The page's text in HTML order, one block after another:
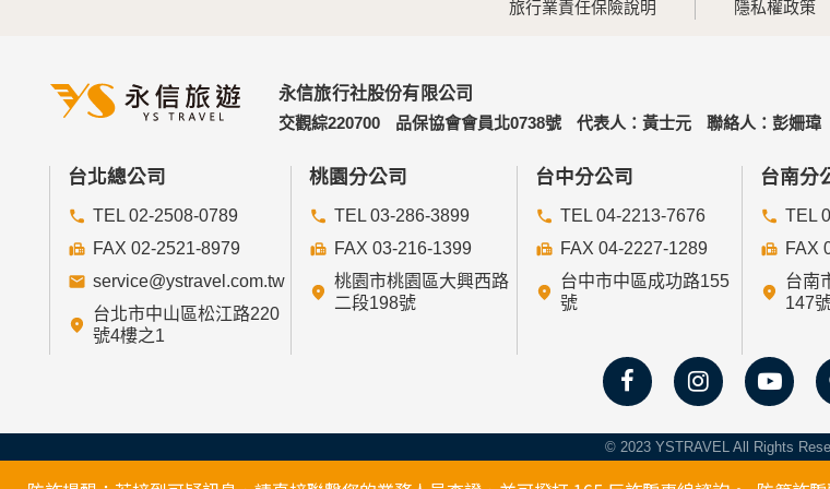
旅行業責任保險說明 隱私權政策
永信旅行社股份有限公司
交觀綜220700
品保協會會員北0738號 代表人：黃士元 聯絡人：彭姍瑋
台北總公司
TEL 02-2508-0789
FAX 02-2521-8979
service@ystravel.com.tw
台北市中山區松江路220
號4樓之1
桃園分公司
TEL 03-286-3899
FAX 03-216-1399
桃園市桃園區大興西路
二段198號
台中分公司
TEL 04-2213-7676
FAX 04-2227-1289
台中市中區成功路155
號
台南分
TEL
FAX
台南
147
© 2023 YSTRAVEL All Rights